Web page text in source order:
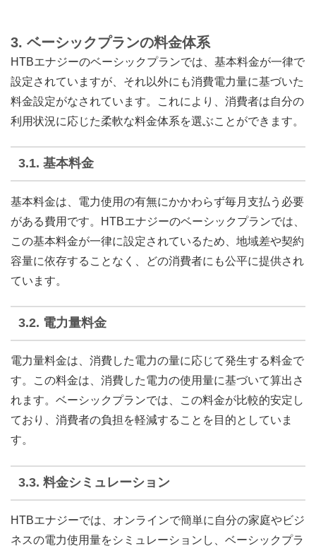
3. ベーシックプランの料金体系
HTBエナジーのベーシックプランでは、基本料金が一律で
設定されていますが、それ以外にも消費電力量に基づいた
料金設定がなされています。これにより、消費者は自分の
利用状況に応じた柔軟な料金体系を選ぶことができます。
3.1. 基本料金
基本料金は、電力使用の有無にかかわらず毎月支払う必要
がある費用です。HTBエナジーのベーシックプランでは、
この基本料金が一律に設定されているため、地域差や契約
容量に依存することなく、どの消費者にも公平に提供され
ています。
3.2. 電力量料金
電力量料金は、消費した電力の量に応じて発生する料金で
す。この料金は、消費した電力の使用量に基づいて算出さ
れます。ベーシックプランでは、この料金が比較的安定し
ており、消費者の負担を軽減することを目的としていま
す。
3.3. 料金シミュレーション
HTBエナジーでは、オンラインで簡単に自分の家庭やビジ
ネスの電力使用量をシミュレーションし、ベーシックプラ